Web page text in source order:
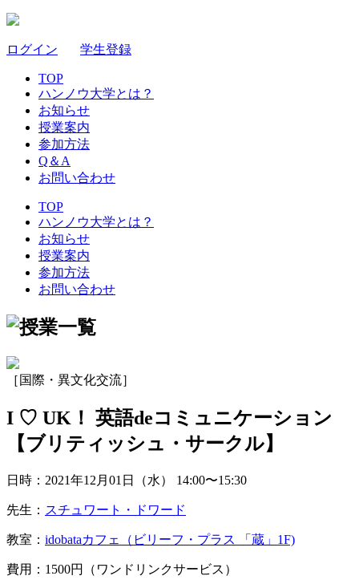
ログイン 学生登録
TOP
ハンノウ大学とは？
お知らせ
授業案内
参加方法
Q＆A
お問い合わせ
TOP
ハンノウ大学とは？
お知らせ
授業案内
参加方法
お問い合わせ
［国際・異文化交流］
I ♡ UK！ 英語deコミュニケーション
【ブリティッシュ・サークル】
日時：2021年12月01日（水） 14:00〜15:30
先生： スチュワート・ドワード
教室： idobataカフェ（ビリーフ・プラス 「蔵」1F)
費用：1500円（ワンドリンクサービス）